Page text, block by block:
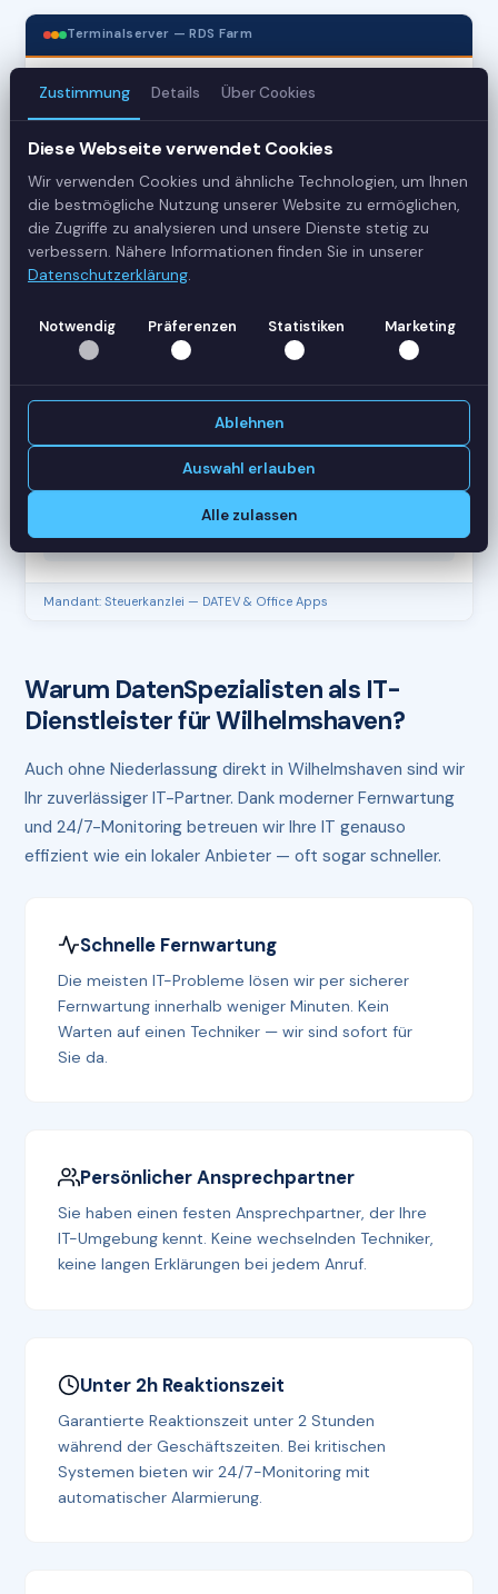
Terminalserver — RDS Farm
3
42
Sessions
RDS-SRV01
RDS-SRV02
14 Sessions
RAM
61%
Mandant: Steuerkanzlei — DATEV & Office Apps
Warum DatenSpezialisten als IT-
Dienstleister für Wilhelmshaven?
Auch ohne Niederlassung direkt in Wilhelmshaven sind wir
Ihr zuverlässiger IT-Partner. Dank moderner Fernwartung
und 24/7-Monitoring betreuen wir Ihre IT genauso
effizient wie ein lokaler Anbieter — oft sogar schneller.
Schnelle Fernwartung
Die meisten IT-Probleme lösen wir per sicherer
Fernwartung innerhalb weniger Minuten. Kein
Warten auf einen Techniker — wir sind sofort für
Sie da.
Persönlicher Ansprechpartner
Sie haben einen festen Ansprechpartner, der Ihre
IT-Umgebung kennt. Keine wechselnden Techniker,
keine langen Erklärungen bei jedem Anruf.
Unter 2h Reaktionszeit
Garantierte Reaktionszeit unter 2 Stunden
während der Geschäftszeiten. Bei kritischen
Systemen bieten wir 24/7-Monitoring mit
automatischer Alarmierung.
Zustimmung Details Über Cookies
Diese Webseite verwendet Cookies
Wir verwenden Cookies und ähnliche Technologien, um Ihnen
die bestmögliche Nutzung unserer Website zu ermöglichen,
die Zugriffe zu analysieren und unsere Dienste stetig zu
verbessern. Nähere Informationen finden Sie in unserer
Datenschutzerklärung.
Notwendig Präferenzen Statistiken Marketing
Ablehnen
Auswahl erlauben
Alle zulassen